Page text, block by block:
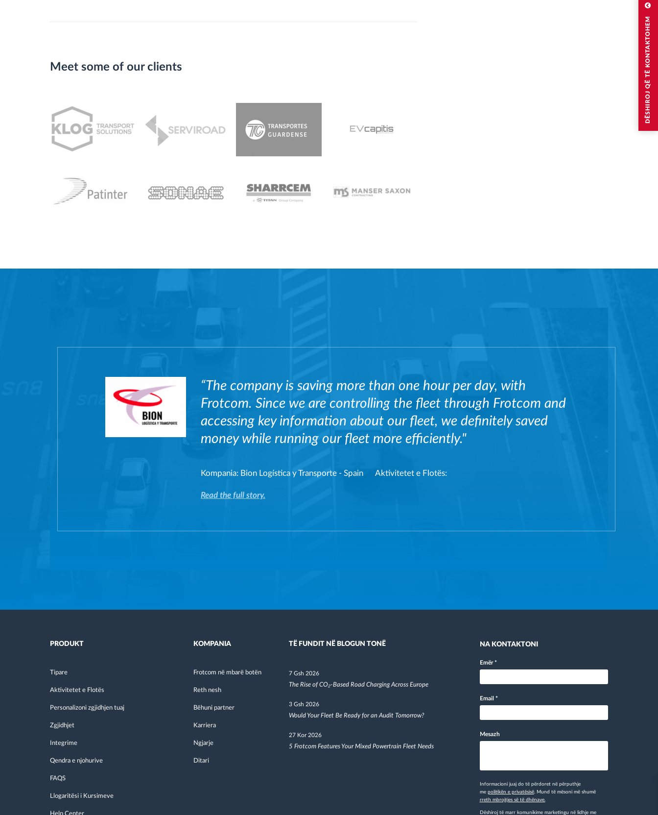
DËSHIROJ QË TË KONTAKTOHEM
Meet some of our clients
“The company is saving more than one hour per day, with
Frotcom. Since we are controlling the fleet through Frotcom and
accessing key information about our fleet, we definitely saved
money while running our fleet more efficiently."
Kompania: Bion Logística y Transporte - Spain Aktivitetet e Flotës:
Read the full story.
PRODUKT
Tipare
Aktivitetet e Flotës
Personalizoni zgjidhjen tuaj
Zgjidhjet
Integrime
Qendra e njohurive
FAQS
Llogaritësi i Kursimeve
KOMPANIA
Frotcom në mbarë botën
Reth nesh
Bëhuni partner
Karriera
Ngjarje
Ditari
TË FUNDIT NË BLOGUN TONË
7 Gsh 2026
The Rise of CO₂-Based Road Charging Across Europe
3 Gsh 2026
Would Your Fleet Be Ready for an Audit Tomorrow?
27 Kor 2026
5 Frotcom Features Your Mixed Powertrain Fleet Needs
NA KONTAKTONI
Emër*
Email *
Mesazh
Informacioni juaj do të përdoret në përputhje
me politikën e privatësisë. Mund të mësoni më shumë
rreth mbrojtjes së të dhënave.
Dëshiroj të marr komunikime marketingu në lidhje me